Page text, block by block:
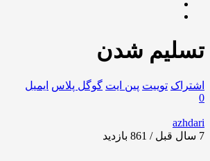
تسلیم شدن
اشتراک توییت پین ایت گوگل‌ پلاس ایمیل
0
azhdari
7 سال قبل / 861
بازدید